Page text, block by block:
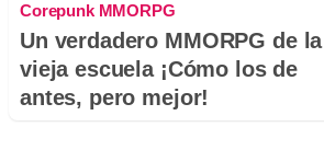
Corepunk MMORPG
Un verdadero MMORPG de la
vieja escuela ¡Cómo los de
antes, pero mejor!